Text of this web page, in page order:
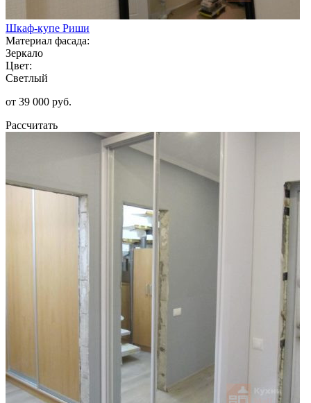
Шкаф-купе Риши
Материал фасада:
Зеркало
Цвет:
Светлый
от 39 000 руб.
Рассчитать